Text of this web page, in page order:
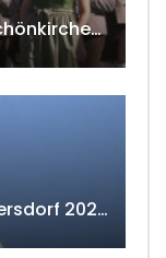
Bezirksmusikfest 2023 in Schönkirchen-Reyersdorf
Spatenstich Windpark Wilfersdorf 2023 w4tv177